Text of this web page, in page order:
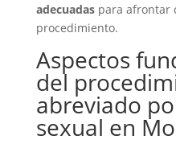
adecuadaspara afrontar
procedimiento.
Aspectos
del
abreviado
sexual en